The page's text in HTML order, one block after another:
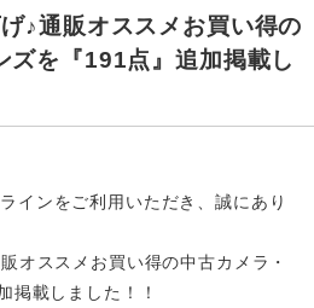
♪通販オススメお買い得の
ズを『191点』追加掲載し
インをご利用いただき、誠にあり
オススメお買い得の中古カメラ・
掲載 しました！！